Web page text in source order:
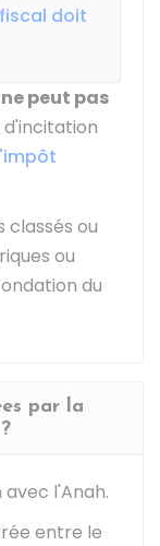
doit
ne peut pas
classés ou
ou
du
par la
avec l'Anah.
entre le